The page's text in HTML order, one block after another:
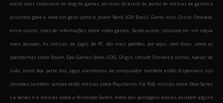
estilo mais tradicional de blog de games, ao invés do estilo de portal de notícias de games e
assuntos geek e nerd em geral como o Jovem Nerd, IGN Brasil, Game Vicio, Ovicio, Omelete,
entre outros sites de informações sobre video games. Sendo assim, costuma ter um toque
mais pessoal. As notícias de jogos de PC são mais padrões por aqui, com dicas sobre as
plataformas como Steam, Epic Games Store, GOG, Origin, Ubisoft Connect e outras. Apesar de
tudo, como boa parte dos jogos eletrônicos de computador também estão disponíveis nos
consoles, também sempre terão notícias sobre Playstation 5 (e PS4), notícias sobre Xbox Series
S e Series X e notícias sobre a Nintendo Switch. Além das postagens diárias, existem alguns